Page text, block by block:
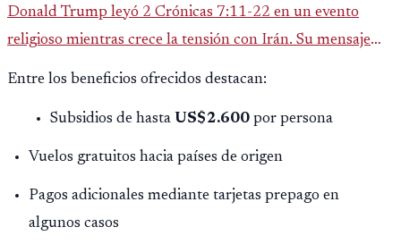
Donald Trump leyó 2 Crónicas 7:11-22 en un evento
religioso mientras crece la tensión con Irán. Su mensaje
reaviva el debate político, religioso y diplomático.
Entre los beneficios ofrecidos destacan:
Subsidios de hasta US$2.600 por persona
Vuelos gratuitos hacia países de origen
Pagos adicionales mediante tarjetas prepago en
algunos casos